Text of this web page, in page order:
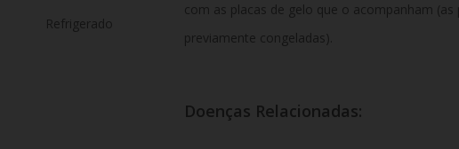
Refrigerado
com as placas de gelo que o acompanham
previamente congeladas).
Doenças Relacionadas: